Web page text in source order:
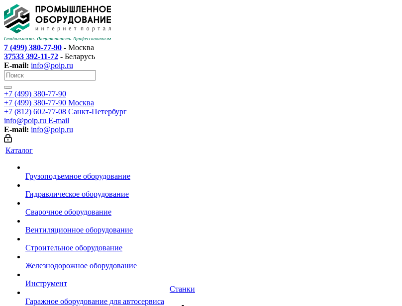
7 (499) 380-77-90 - Москва
37533 392-11-72 - Беларусь
E-mail: info@poip.ru
+7 (499) 380-77-90
+7 (499) 380-77-90 Москва
+7 (812) 602-77-08 Санкт-Петербург
info@poip.ru E-mail
E-mail: info@poip.ru
Каталог
Грузоподъемное оборудование
Гидравлическое оборудование
Сварочное оборудование
Вентиляционное оборудование
Строительное оборудование
Железнодорожное оборудование
Инструмент
Гаражное оборудование для автосервиса
Станки